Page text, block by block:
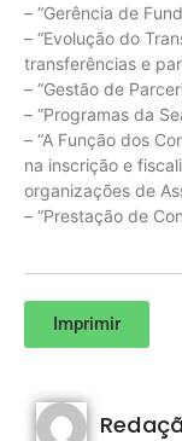
– “Gerência de
– “Evolução do
transferências e
– “Gestão de
– “Programas da
– “A Função dos
na inscrição e
organizações de
– “Prestação de
Imprimir